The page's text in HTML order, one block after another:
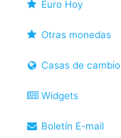
Euro Hoy
Otras monedas
Casas de cambio
Widgets
Boletín E-mail